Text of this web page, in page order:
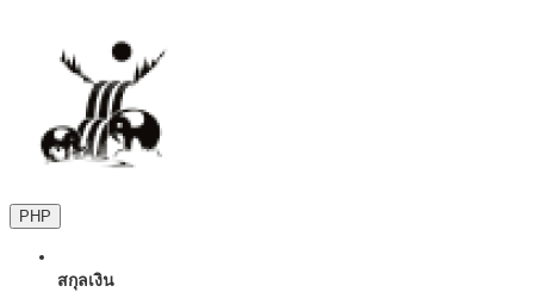
PHP
สกุลเงิน